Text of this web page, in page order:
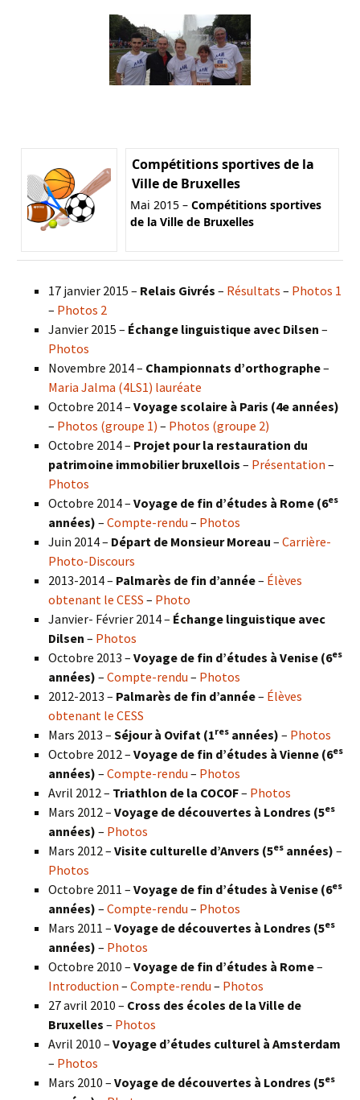
Compétitions sportives de la
Ville de Bruxelles
Mai 2015 – Compétitions sportives
de la Ville de Bruxelles
17 janvier 2015 – Relais Givrés – Résultats – Photos 1
– Photos 2
Janvier 2015 – Échange linguistique avec Dilsen –
Photos
Novembre 2014 – Championnats d’orthographe–
Maria Jalma (4LS1) lauréate
Octobre 2014 – Voyage scolaire à Paris (4e années)
– Photos (groupe 1) – Photos (groupe 2)
Octobre 2014 – Projet pour la restauration du
patrimoine immobilier bruxellois – Présentation –
Photos
Octobre 2014 – Voyage de fin d’études à Rome (6es
années) – Compte-rendu – Photos
Juin 2014 – Départ de Monsieur Moreau – Carrière-
Photo-Discours
2013-2014 – Palmarès de fin d’année– Élèves
obtenant le CESS – Photo
Janvier- Février 2014 – Échange linguistique avec
Dilsen – Photos
Octobre 2013 – Voyage de fin d’études à Venise (6es
années) – Compte-rendu – Photos
2012-2013 – Palmarès de fin d’année– Élèves
obtenant le CESS
Mars 2013 – Séjour à Ovifat (1res années) – Photos
Octobre 2012 – Voyage de fin d’études à Vienne (6es
années) – Compte-rendu – Photos
Avril 2012 – Triathlon de la COCOF– Photos
Mars 2012 – Voyage de découvertes à Londres (5es
années) – Photos
Mars 2012 – Visite culturelle d’Anvers (5es années) –
Photos
Octobre 2011 – Voyage de fin d’études à Venise (6es
années) – Compte-rendu – Photos
Mars 2011 – Voyage de découvertes à Londres (5es
années) – Photos
Octobre 2010 – Voyage de fin d’études à Rome–
Introduction – Compte-rendu – Photos
27 avril 2010 – Cross des écoles de la Ville de
Bruxelles – Photos
Avril 2010 – Voyage d’études culturel à Amsterdam
– Photos
Mars 2010 – Voyage de découvertes à Londres (5es